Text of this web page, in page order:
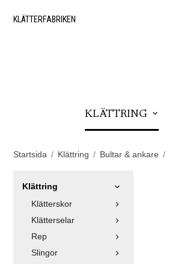
KLÄTTERFABRIKEN
KLÄTTRING
Startsida / Klättring / Bultar & ankare /
Klättring
Klätterskor
Klätterselar
Rep
Slingor